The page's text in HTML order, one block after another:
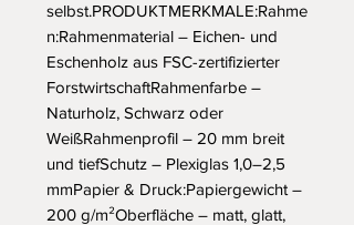
selbst.PRODUKTMERKMALE:Rahme
n:Rahmenmaterial – Eichen- und
Eschenholz aus FSC-zertifizierter
ForstwirtschaftRahmenfarbe –
Naturholz, Schwarz oder
WeißRahmenprofil – 20 mm breit
und tiefSchutz – Plexiglas 1,0–2,5
mmPapier & Druck:Papiergewicht –
200 g/m²Oberfläche – matt, glatt,